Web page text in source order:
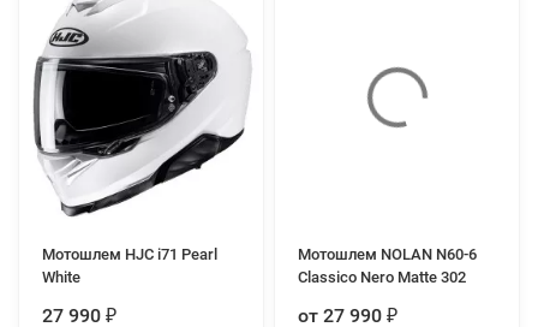
Мотошлем HJC i71 Pearl
White
27 990 ₽
Мотошлем NOLAN N60-6
Classico Nero Matte 302
от 27 990₽